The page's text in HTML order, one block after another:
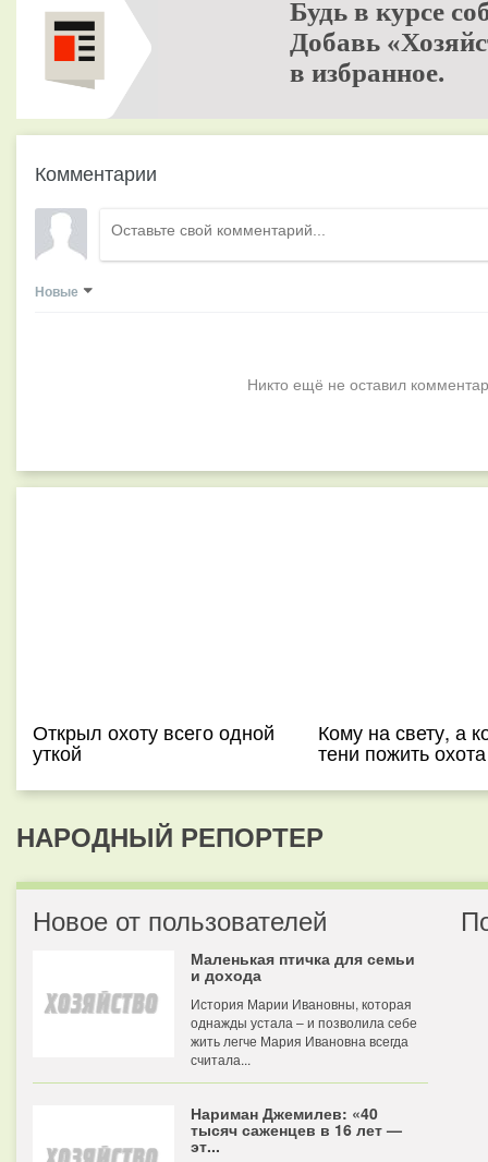
Будь в курсе
Добавь
в избранное.
Комментарии
Новые
Никто ещё не оставил
Открыл охоту всего одной
уткой
Кому на свету, а
тени пожить охота
НАРОДНЫЙ РЕПОРТЕР
Новое от пользователей
Маленькая птичка для семьи
и дохода
История Марии Ивановны, которая
однажды устала – и позволила себе
жить легче Мария Ивановна всегда
считала...
Нариман Джемилев: «40
тысяч саженцев в 16 лет —
эт...